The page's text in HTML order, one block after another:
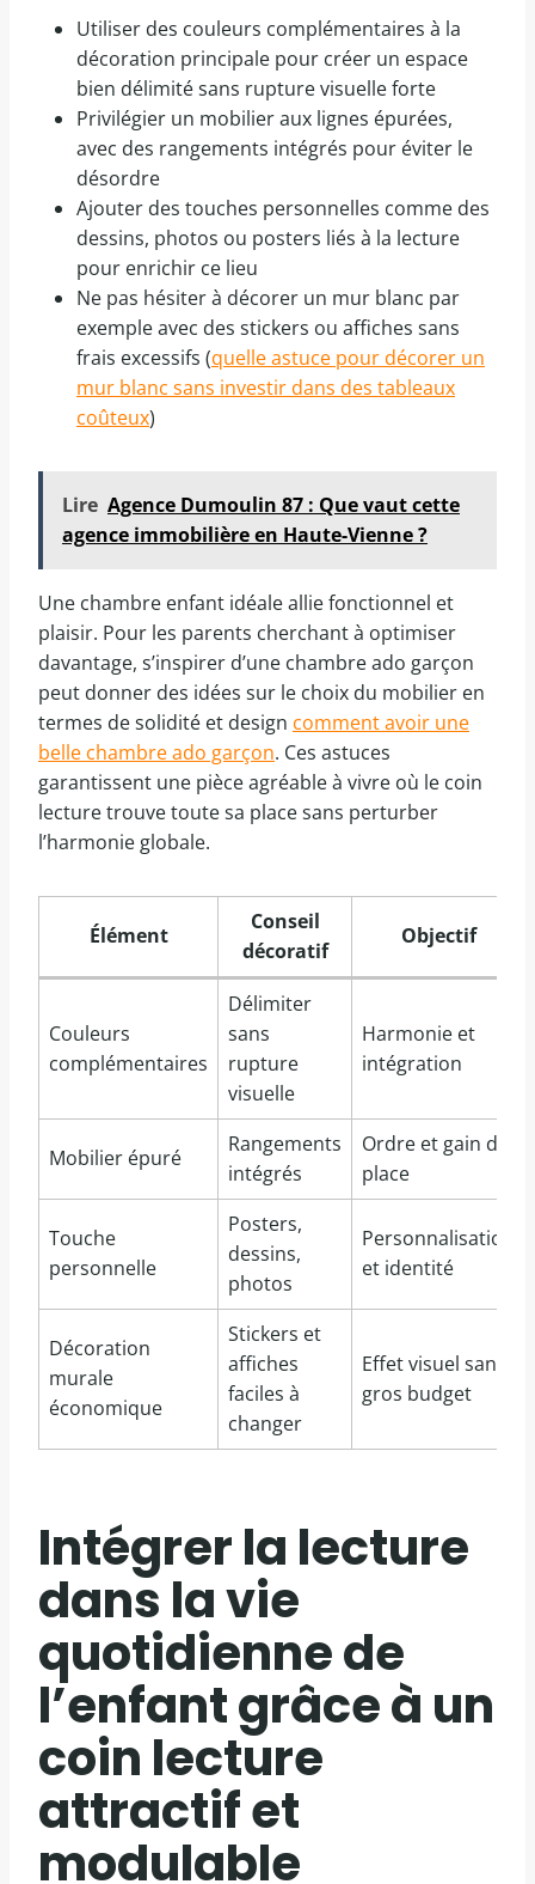
Utiliser des couleurs complémentaires à la
décoration principale pour créer un espace
bien délimité sans rupture visuelle forte
Privilégier un mobilier aux lignes épurées,
avec des rangements intégrés pour éviter le
désordre
Ajouter des touches personnelles comme des
dessins, photos ou posters liés à la lecture
pour enrichir ce lieu
Ne pas hésiter à décorer un mur blanc par
exemple avec des stickers ou affiches sans
frais excessifs (quelle astuce pour décorer un
mur blanc sans investir dans des tableaux
coûteux)
Lire Agence Dumoulin 87 : Que vaut cette
agence immobilière en Haute-Vienne ?
Une chambre enfant idéale allie fonctionnel et
plaisir. Pour les parents cherchant à optimiser
davantage, s’inspirer d’une chambre ado garçon
peut donner des idées sur le choix du mobilier en
termes de solidité et design comment avoir une
belle chambre ado garçon. Ces astuces
garantissent une pièce agréable à vivre où le coin
lecture trouve toute sa place sans perturber
l’harmonie globale.
Élément
Conseil
décoratif
Objectif
Couleurs
complémentaires
Délimiter
sans
rupture
visuelle
Harmonie et
intégration
Mobilier épuré
Rangements
intégrés
Ordre et gain de
place
Touche
personnelle
Posters,
dessins,
photos
Personnalisation
et identité
Décoration
murale
économique
Stickers et
affiches
faciles à
changer
Effet visuel sans
gros budget
Intégrer la lecture
dans la vie
quotidienne de
l’enfant grâce à un
coin lecture
attractif et
modulable